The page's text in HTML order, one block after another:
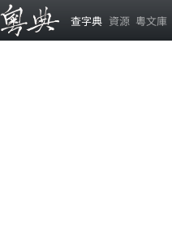
查字典 資源 粵文庫